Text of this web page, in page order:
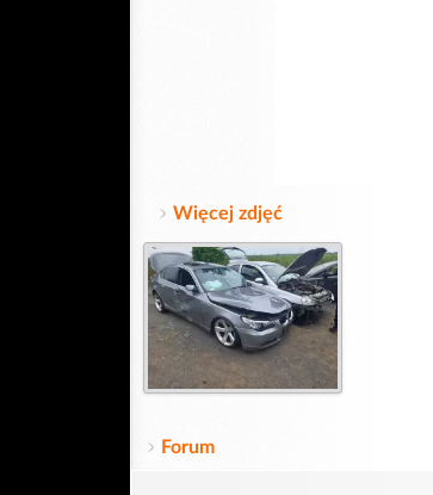
Więcej zdjęć
Forum